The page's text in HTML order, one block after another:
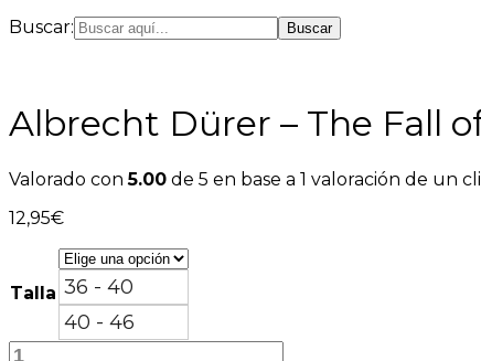
Buscar:
Albrecht Dürer – The Fall
Valorado con5.00 de 5 en base a 1 valoración de un
12,95€
Talla 36 - 40
40 - 46
Albrecht